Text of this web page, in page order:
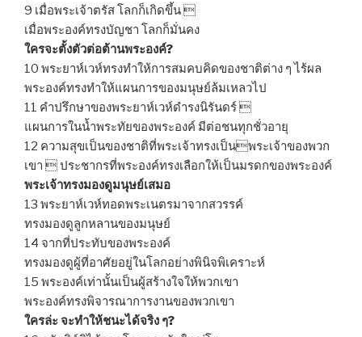
9 เมื่อพระเจ้าตรัส โลกก็เกิดขึ้น 
เมื่อพระองค์ทรงบัญชา โลกก็มั่นคง
ใครจะตั้งตัวต่อต้านพระองค์?
10 พระยาห์เวห์ทรงทำให้การสมคบคิดของชาติต่าง ๆ ไร้ผล
พระองค์ทรงทำให้แผนการของมนุษย์ล้มเหลวไป
11 คำปรึกษาของพระยาห์เวห์ดำรงนิรันดร์ 
แผนการในน้ำพระทัยของพระองค์ มีต่อชนทุกชั่วอายุ
12 ความสุขเป็นของชาติที่พระเจ้าทรงเป็นพระเจ้าของพวก
เขา  ประชากรที่พระองค์ทรงเลือกให้เป็นมรดกของพระองค์
พระเจ้าทรงมองดูมนุษย์เสมอ
13 พระยาห์เวห์ทอดพระเนตรมาจากสวรรค์
ทรงมองดูลูกหลานของมนุษย์
14 จากที่ประทับของพระองค์
ทรงมองดูผู้ที่อาศัยอยู่ในโลกอย่างพินิจพิเคราะห์
15 พระองค์เท่านั้นเป็นผู้สร้างใจให้พวกเขา
พระองค์ทรงพิจารณาการงานของพวกเขา
ใครล่ะ จะทำให้ชนะได้จริง ๆ?